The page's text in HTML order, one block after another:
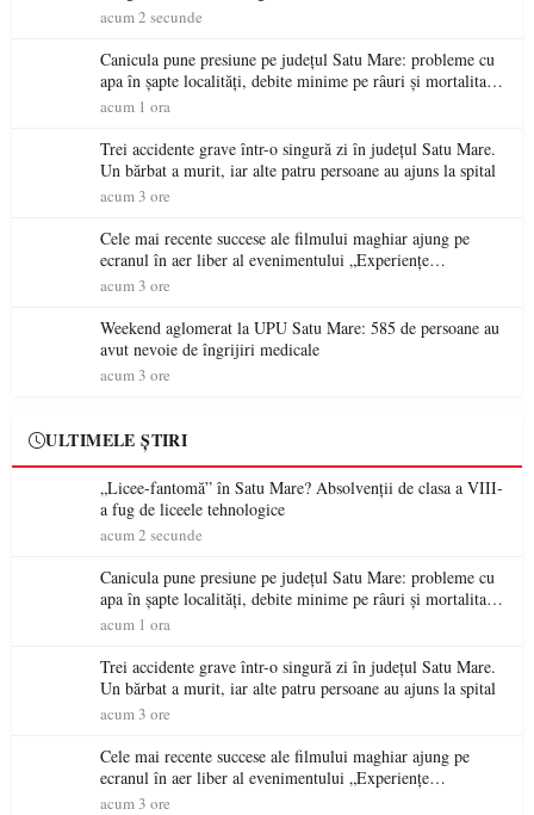
acum 2 secunde
Canicula pune presiune pe județul Satu Mare: probleme cu
apa în șapte localități, debite minime pe râuri și mortalitate
piscicolă la Lacul Călinești
acum 1 ora
Trei accidente grave într-o singură zi în județul Satu Mare.
Un bărbat a murit, iar alte patru persoane au ajuns la spital
acum 3 ore
Cele mai recente succese ale filmului maghiar ajung pe
ecranul în aer liber al evenimentului „Experiențe
cinematografice Partium”
acum 3 ore
Weekend aglomerat la UPU Satu Mare: 585 de persoane au
avut nevoie de îngrijiri medicale
acum 3 ore
ULTIMELE ȘTIRI
„Licee-fantomă” în Satu Mare? Absolvenții de clasa a VIII-
a fug de liceele tehnologice
acum 2 secunde
Canicula pune presiune pe județul Satu Mare: probleme cu
apa în șapte localități, debite minime pe râuri și mortalitate
piscicolă la Lacul Călinești
acum 1 ora
Trei accidente grave într-o singură zi în județul Satu Mare.
Un bărbat a murit, iar alte patru persoane au ajuns la spital
acum 3 ore
Cele mai recente succese ale filmului maghiar ajung pe
ecranul în aer liber al evenimentului „Experiențe
cinematografice Partium”
acum 3 ore